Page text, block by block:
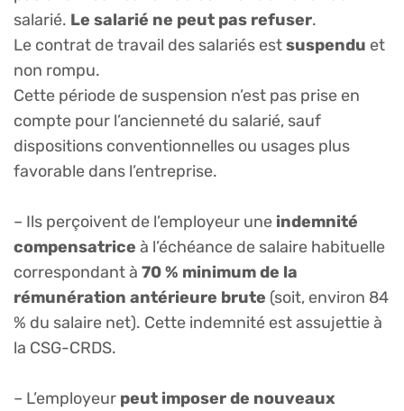
salarié. Le salarié ne peut pas refuser.
Le contrat de travail des salariés estsuspendu et
non rompu.
Cette période de suspension n’est pas prise en
compte pour l’ancienneté du salarié, sauf
dispositions conventionnelles ou usages plus
favorable dans l’entreprise.
– Ils perçoivent de l’employeur une indemnité
compensatrice à l’échéance de salaire habituelle
correspondant à 70 % minimum de la
rémunération antérieure brute (soit, environ 84
% du salaire net). Cette indemnité est assujettie à
la CSG-CRDS.
– L’employeur peut imposer de nouveaux